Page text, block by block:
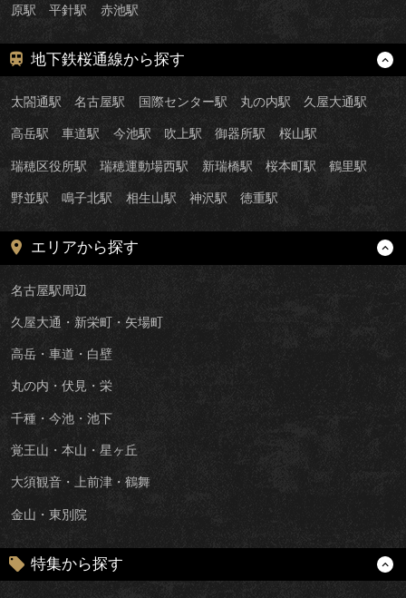
原駅 平針駅 赤池駅
地下鉄桜通線から探す
太閤通駅 名古屋駅 国際センター駅 丸の内駅 久屋大通駅
高岳駅 車道駅 今池駅 吹上駅 御器所駅 桜山駅
瑞穂区役所駅 瑞穂運動場西駅 新瑞橋駅 桜本町駅 鶴里駅
野並駅 鳴子北駅 相生山駅 神沢駅 徳重駅
エリアから探す
名古屋駅周辺
久屋大通・新栄町・矢場町
高岳・車道・白壁
丸の内・伏見・栄
千種・今池・池下
覚王山・本山・星ヶ丘
大須観音・上前津・鶴舞
金山・東別院
特集から探す